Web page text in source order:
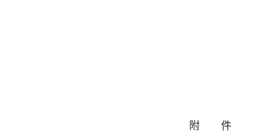
附 件